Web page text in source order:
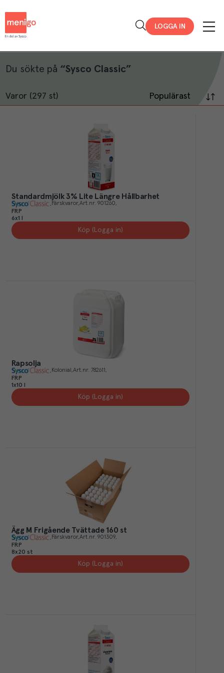
LOGGA IN
Du sökte på “Sysco Classic”
Varor (297 st) Populärast
Standardmjölk 3% Lite Längre Hållbarhet
Färskvaror Art.nr. 901260
FRP
6x1 l
Köp (Logga in)
Rapsolja
Kolonial Art.nr. 782611
FRP
1x10 l
Köp (Logga in)
Ägg M Frigående Tvättade 160 st
Färskvaror Art.nr. 901309
FRP
8x20 st
Köp (Logga in)